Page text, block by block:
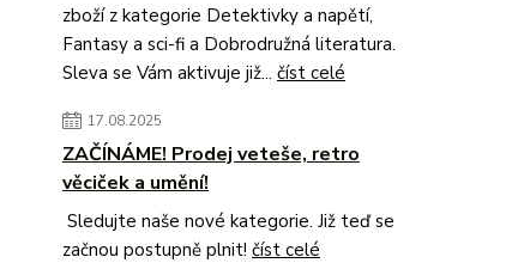
zboží z kategorie Detektivky a napětí,
Fantasy a sci-fi a Dobrodružná literatura.
Sleva se Vám aktivuje již... číst celé
17.08.2025
ZAČÍNÁME! Prodej veteše, retro
věciček a umění!
Sledujte naše nové kategorie. Již teď se
začnou postupně plnit! číst celé